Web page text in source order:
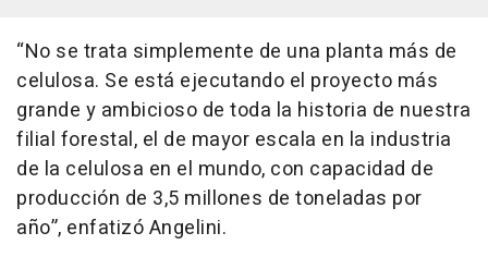
“No se trata simplemente de una planta más de
celulosa. Se está ejecutando el proyecto más
grande y ambicioso de toda la historia de nuestra
filial forestal, el de mayor escala en la industria
de la celulosa en el mundo, con capacidad de
producción de 3,5 millones de toneladas por
año”, enfatizó Angelini.